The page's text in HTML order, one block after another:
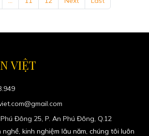
VIỆT
Đông 25, P. An Phú Đông, Q.12
kinh nghiệm lâu năm, chúng tôi luôn